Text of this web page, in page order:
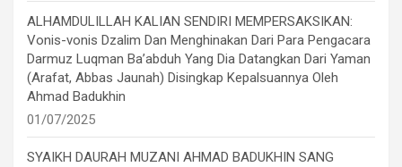
ALHAMDULILLAH KALIAN SENDIRI MEMPERSAKSIKAN:
Vonis-vonis Dzalim Dan Menghinakan Dari Para Pengacara
Darmuz Luqman Ba’abduh Yang Dia Datangkan Dari Yaman
(Arafat, Abbas Jaunah) Disingkap Kepalsuannya Oleh
Ahmad Badukhin
01/07/2025
SYAIKH DAURAH MUZANI AHMAD BADUKHIN SANG